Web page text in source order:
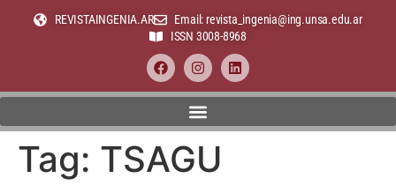
REVISTAINGENIA.AR
Email: revista_ingenia@ing.unsa.edu.ar
ISSN 3008-8968
Tag: TSAGU